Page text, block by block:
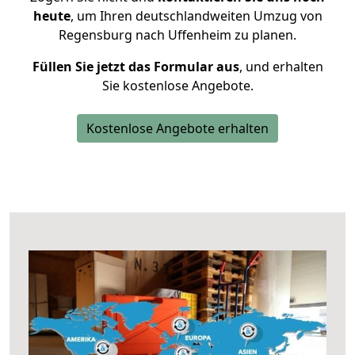
heute, um Ihren deutschlandweiten Umzug von
Regensburg nach Uffenheim zu planen.
Füllen Sie jetzt das Formular aus, und erhalten
Sie kostenlose Angebote.
Kostenlose Angebote erhalten